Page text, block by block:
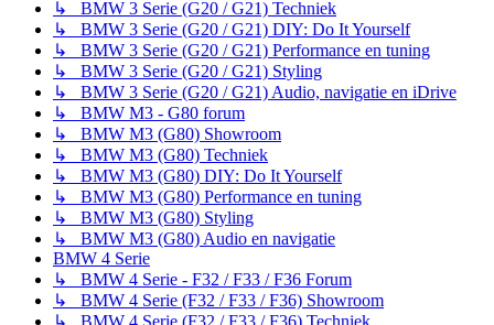
↳ BMW 3 Serie (G20 / G21) Techniek
↳ BMW 3 Serie (G20 / G21) DIY: Do It Yourself
↳ BMW 3 Serie (G20 / G21) Performance en tuning
↳ BMW 3 Serie (G20 / G21) Styling
↳ BMW 3 Serie (G20 / G21) Audio, navigatie en iDrive
↳ BMW M3 - G80 forum
↳ BMW M3 (G80) Showroom
↳ BMW M3 (G80) Techniek
↳ BMW M3 (G80) DIY: Do It Yourself
↳ BMW M3 (G80) Performance en tuning
↳ BMW M3 (G80) Styling
↳ BMW M3 (G80) Audio en navigatie
BMW 4 Serie
↳ BMW 4 Serie - F32 / F33 / F36 Forum
↳ BMW 4 Serie (F32 / F33 / F36) Showroom
↳ BMW 4 Serie (F32 / F33 / F36) Techniek